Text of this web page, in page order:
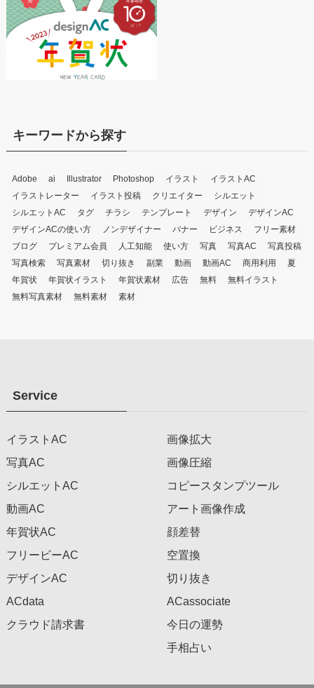
キーワードから探す
Adobe ai Illustrator Photoshop イラスト
イラストAC
イラストレーター
イラスト投稿 クリエイター
シルエット
シルエットAC
タグ チラシ テンプレート デザイン
デザインAC
デザインACの使い方
ノンデザイナー バナー ビジネス
フリー素材
ブログ
プレミアム会員 人工知能 使い方 写真 写真AC
写真投稿
写真検索
写真素材 切り抜き 副業 動画 動画AC 商用利用
夏
年賀状
年賀状イラスト 年賀状素材 広告 無料
無料イラスト
無料写真素材
無料素材 素材
Service
イラストAC
写真AC
シルエットAC
動画AC
年賀状AC
フリービーAC
デザインAC
ACdata
クラウド請求書
画像拡大
画像圧縮
コピースタンプツール
アート画像作成
顔差替
空置換
切り抜き
ACassociate
今日の運勢
手相占い